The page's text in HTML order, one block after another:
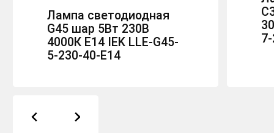
Лампа светодиодная
G45 шар 5Вт 230В
4000К E14 IEK LLE-G45-
5-230-40-E14